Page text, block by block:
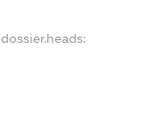
dossier.heads: